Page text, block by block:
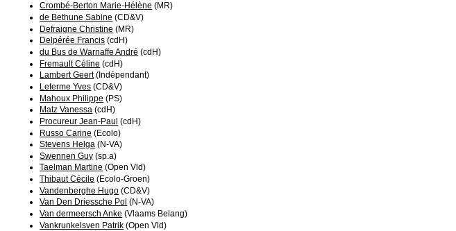
Crombé-Berton Marie-Hélène (MR)
de Bethune Sabine (CD&V)
Defraigne Christine (MR)
Delpérée Francis (cdH)
du Bus de Warnaffe André (cdH)
Fremault Céline (cdH)
Lambert Geert(Indépendant)
Leterme Yves (CD&V)
Mahoux Philippe (PS)
Matz Vanessa (cdH)
Procureur Jean-Paul (cdH)
Russo Carine (Ecolo)
Stevens Helga (N-VA)
Swennen Guy (sp.a)
Taelman Martine (Open Vld)
Thibaut Cécile (Ecolo-Groen)
Vandenberghe Hugo (CD&V)
Van Den Driessche Pol (N-VA)
Van dermeersch Anke (Vlaams Belang)
Vankrunkelsven Patrik (Open Vld)